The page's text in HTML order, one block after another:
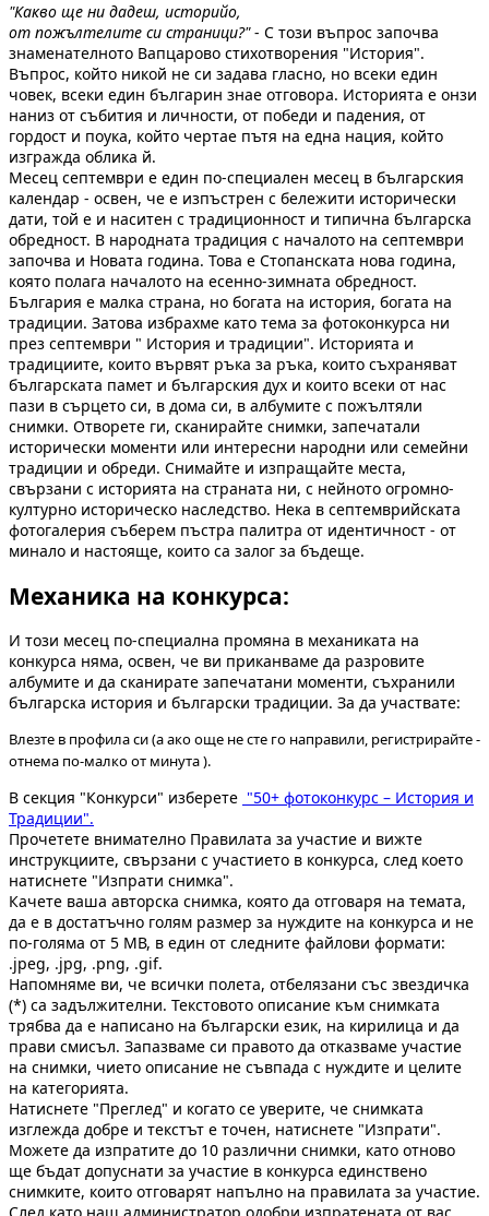
"Какво ще ни дадеш, историйо,
от пожълтелите си страници?"- С този въпрос започва
знаменателното Вапцарово стихотворения "История".
Въпрос, който никой не си задава гласно, но всеки един
човек, всеки един българин знае отговора. Историята е онзи
наниз от събития и личности, от победи и падения, от
гордост и поука, който чертае пътя на една нация, който
изгражда облика й.
Месец септември е един по-специален месец в българския
календар - освен, че е изпъстрен с бележити исторически
дати, той е и наситен с традиционност и типична българска
обредност. В народната традиция с началото на септември
започва и Новата година. Това е Стопанската нова година,
която полага началото на есенно-зимната обредност.
България е малка страна, но богата на история, богата на
традиции. Затова избрахме като тема за фотоконкурса ни
през септември " История и традиции". Историята и
традициите, които вървят ръка за ръка, които съхраняват
българската памет и българския дух и които всеки от нас
пази в сърцето си, в дома си, в албумите с пожълтяли
снимки. Отворете ги, сканирайте снимки, запечатали
исторически моменти или интересни народни или семейни
традиции и обреди. Снимайте и изпращайте места,
свързани с историята на страната ни, с нейното огромно-
културно историческо наследство. Нека в септемврийската
фотогалерия съберем пъстра палитра от идентичност - от
минало и настояще, които са залог за бъдеще.
Механика на конкурса:
И този месец по-специална промяна в механиката на
конкурса няма, освен, че ви приканваме да разровите
албумите и да сканирате запечатани моменти, съхранили
българска история и български традиции. За да участвате:
Влезте в профила си (а ако още не сте го направили, регистрирайте -
отнема по-малко от минута ).
В секция "Конкурси" изберете "50+ фотоконкурс – История и
Традиции".
Прочетете внимателно Правилата за участие и вижте
инструкциите, свързани с участието в конкурса, след което
натиснете "Изпрати снимка".
Качете ваша авторска снимка, която да отговаря на темата,
да е в достатъчно голям размер за нуждите на конкурса и не
по-голяма от 5 МВ, в един от следните файлови формати:
.jpeg, .jpg, .png, .gif.
Напомняме ви, че всички полета, отбелязани със звездичка
(*) са задължителни. Текстовото описание към снимката
трябва да е написано на български език, на кирилица и да
прави смисъл. Запазваме си правото да отказваме участие
на снимки, чието описание не съвпада с нуждите и целите
на категорията.
Натиснете "Преглед" и когато се уверите, че снимката
изглежда добре и текстът е точен, натиснете "Изпрати".
Можете да изпратите до 10 различни снимки, като отново
ще бъдат допуснати за участие в конкурса единствено
снимките, които отговарят напълно на правилата за участие.